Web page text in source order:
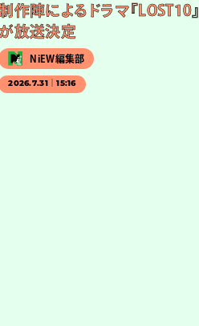
作陣によるドラマ『LOST10』
放送決定
NiEW編集部
2026.7.31｜15:16